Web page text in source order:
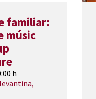
familiar:
músic
h